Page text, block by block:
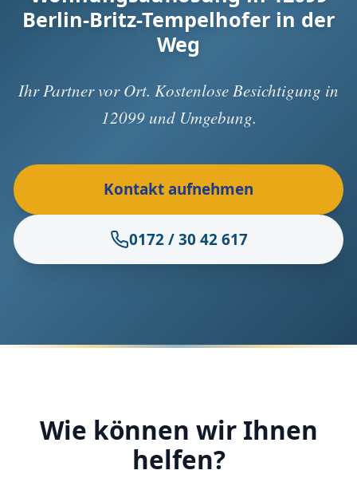
Berlin-Britz-Tempelhofer in der
Weg
Ihr Partner vor Ort. Kostenlose Besichtigung in
12099 und Umgebung.
Kontakt aufnehmen
0172 / 30 42 617
Wie können wir Ihnen
helfen?